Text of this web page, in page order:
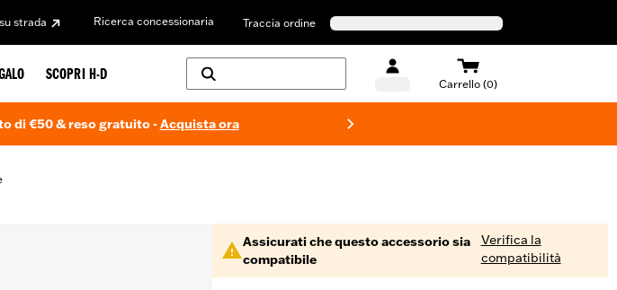
strada Ricerca concessionaria Traccia ordine
SCOPRI H-D
Carrello (0)
di €50 & reso gratuito -Acquista ora
Assicurati che questo accessorio sia
compatibile
Verifica la
compatibilità